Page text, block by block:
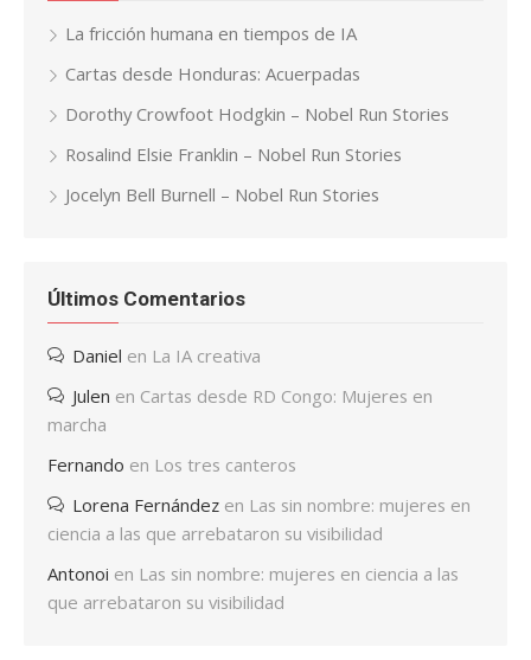
La fricción humana en tiempos de IA
Cartas desde Honduras: Acuerpadas
Dorothy Crowfoot Hodgkin – Nobel Run Stories
Rosalind Elsie Franklin – Nobel Run Stories
Jocelyn Bell Burnell – Nobel Run Stories
Últimos Comentarios
Daniel en La IA creativa
Julen en Cartas desde RD Congo: Mujeres en
marcha
Fernando en Los tres canteros
Lorena Fernández en Las sin nombre: mujeres en
ciencia a las que arrebataron su visibilidad
Antonoi en Las sin nombre: mujeres en ciencia a las
que arrebataron su visibilidad